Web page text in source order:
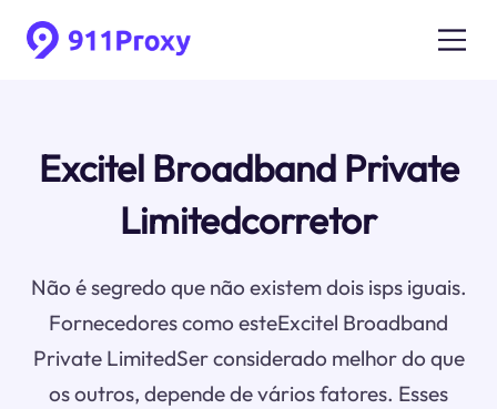
Excitel Broadband Private
Limitedcorretor
Não é segredo que não existem dois isps iguais.
Fornecedores como esteExcitel Broadband
Private LimitedSer considerado melhor do que
os outros, depende de vários fatores. Esses